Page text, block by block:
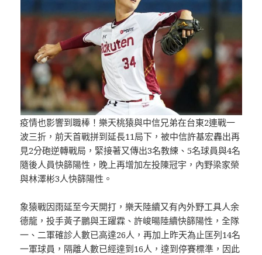
疫情也影響到職棒！樂天桃猿與中信兄弟在台東2連戰一
波三折，前天首戰拼到延長11局下，被中信許基宏轟出再
見2分砲逆轉戰局，緊接著又傳出3名教練、5名球員與4名
隨後人員快篩陽性，晚上再增加左投陳冠宇，內野梁家榮
與林澤彬3人快篩陽性。
象猿戰因雨延至今天開打，樂天陸續又有內外野工具人余
德龍，投手黃子鵬與王躍霖、許峻暘陸續快篩陽性，全隊
一、二軍確診人數已高達26人，再加上昨天為止匡列14名
一軍球員，隔離人數已經達到16人，達到停賽標準，因此